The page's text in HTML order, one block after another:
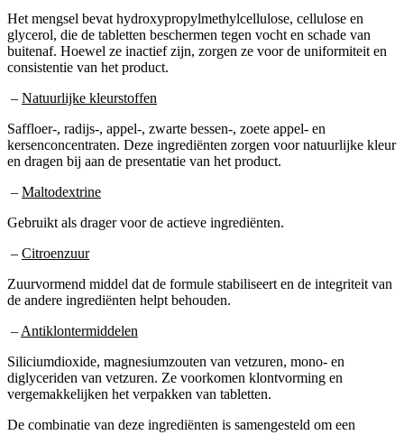
Het mengsel bevat hydroxypropylmethylcellulose, cellulose en
glycerol, die de tabletten beschermen tegen vocht en schade van
buitenaf. Hoewel ze inactief zijn, zorgen ze voor de uniformiteit en
consistentie van het product.
– Natuurlijke kleurstoffen
Saffloer-, radijs-, appel-, zwarte bessen-, zoete appel- en
kersenconcentraten. Deze ingrediënten zorgen voor natuurlijke kleur
en dragen bij aan de presentatie van het product.
– Maltodextrine
Gebruikt als drager voor de actieve ingrediënten.
– Citroenzuur
Zuurvormend middel dat de formule stabiliseert en de integriteit van
de andere ingrediënten helpt behouden.
– Antiklontermiddelen
Siliciumdioxide, magnesiumzouten van vetzuren, mono- en
diglyceriden van vetzuren. Ze voorkomen klontvorming en
vergemakkelijken het verpakken van tabletten.
De combinatie van deze ingrediënten is samengesteld om een